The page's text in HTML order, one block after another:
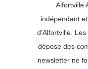
Alfortville
indépendant
d'Alfortville.
dépose des
newsletter ne